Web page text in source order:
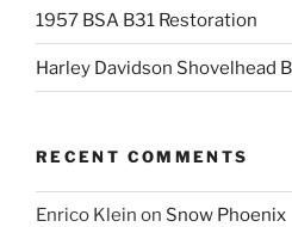
1957 BSA B31 Restoration
Harley Davidson Shovelhead
RECENT COMMENTS
Enrico Klein on Snow Phoenix